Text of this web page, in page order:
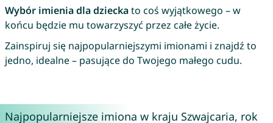
Wybór imienia dla dzieckato coś wyjątkowego – w
końcu będzie mu towarzyszyć przez całe życie.
Zainspiruj się najpopularniejszymi imionami i znajdź to
jedno, idealne – pasujące do Twojego małego cudu.
Najpopularniejsze imiona w kraju Szwajcaria, rok